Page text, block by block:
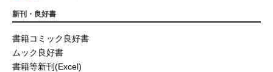
新刊・良好書
書籍コミック良好書
ムック良好書
書籍等新刊(Excel)